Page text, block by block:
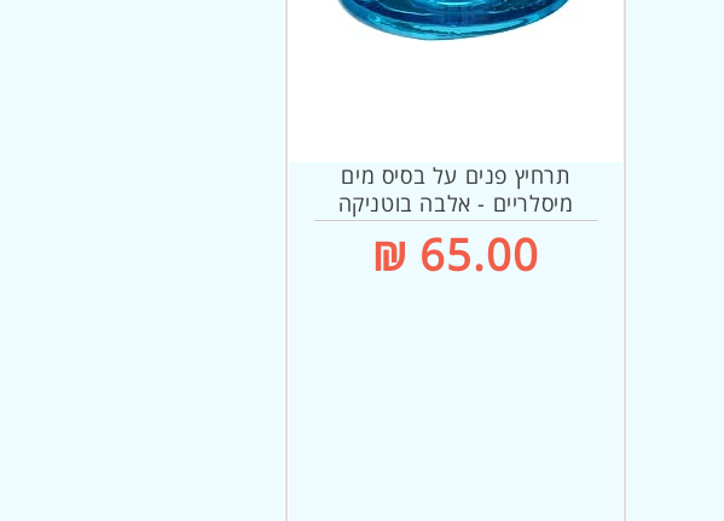
תרחיץ פנים על בסיס מים
מיסלריים - אלבה בוטניקה
מחיר
65.00 ₪